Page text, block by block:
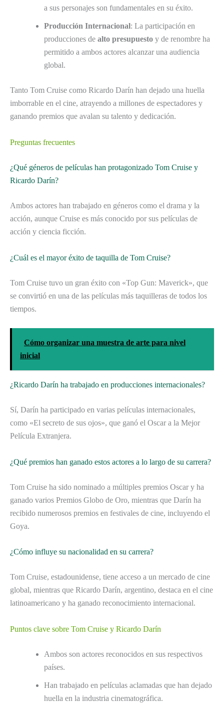
a sus personajes son fundamentales en su éxito.
Producción Internacional: La participación en
producciones de alto presupuesto y de renombre ha
permitido a ambos actores alcanzar una audiencia
global.
Tanto Tom Cruise como Ricardo Darín han dejado una huella
imborrable en el cine, atrayendo a millones de espectadores y
ganando premios que avalan su talento y dedicación.
Preguntas frecuentes
¿Qué géneros de películas han protagonizado Tom Cruise y
Ricardo Darín?
Ambos actores han trabajado en géneros como el drama y la
acción, aunque Cruise es más conocido por sus películas de
acción y ciencia ficción.
¿Cuál es el mayor éxito de taquilla de Tom Cruise?
Tom Cruise tuvo un gran éxito con «Top Gun: Maverick», que
se convirtió en una de las películas más taquilleras de todos los
tiempos.
Cómo organizar una muestra de arte para nivel
inicial
¿Ricardo Darín ha trabajado en producciones internacionales?
Sí, Darín ha participado en varias películas internacionales,
como «El secreto de sus ojos», que ganó el Oscar a la Mejor
Película Extranjera.
¿Qué premios han ganado estos actores a lo largo de su carrera?
Tom Cruise ha sido nominado a múltiples premios Oscar y ha
ganado varios Premios Globo de Oro, mientras que Darín ha
recibido numerosos premios en festivales de cine, incluyendo el
Goya.
¿Cómo influye su nacionalidad en su carrera?
Tom Cruise, estadounidense, tiene acceso a un mercado de cine
global, mientras que Ricardo Darín, argentino, destaca en el cine
latinoamericano y ha ganado reconocimiento internacional.
Puntos clave sobre Tom Cruise y Ricardo Darín
Ambos son actores reconocidos en sus respectivos
países.
Han trabajado en películas aclamadas que han dejado
huella en la industria cinematográfica.